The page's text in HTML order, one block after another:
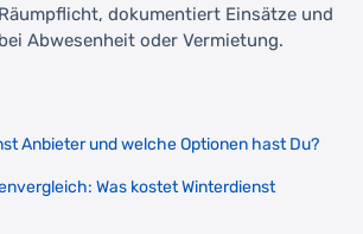
dokumentiert Einsätze und
Abwesenheit oder Vermietung.
Anbieter und welche Optionen hast Du?
Was kostet Winterdienst